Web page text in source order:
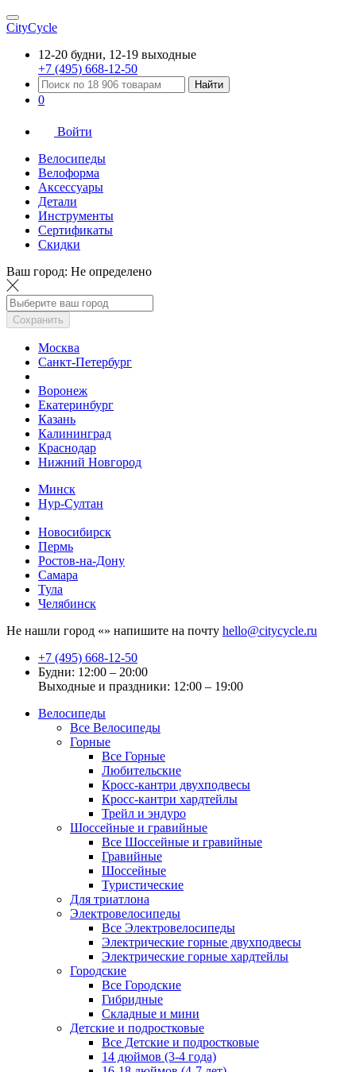
CityCycle
12-20 будни, 12-19 выходные
+7 (495) 668-12-50
Найти
0
Войти
Велосипеды
Велоформа
Аксессуары
Детали
Инструменты
Сертификаты
Скидки
Ваш город: Не определено
Сохранить
Москва
Санкт-Петербург
Воронеж
Екатеринбург
Казань
Калининград
Краснодар
Нижний Новгород
Минск
Нур-Султан
Новосибирск
Пермь
Ростов-на-Дону
Самара
Тула
Челябинск
Не нашли город «» напишите на почту hello@citycycle.ru
+7 (495) 668-12-50
Будни: 12:00 – 20:00
Выходные и праздники: 12:00 – 19:00
Велосипеды
Все Велосипеды
Горные
Все Горные
Любительские
Кросс-кантри двухподвесы
Кросс-кантри хардтейлы
Трейл и эндуро
Шоссейные и гравийные
Все Шоссейные и гравийные
Гравийные
Шоссейные
Туристические
Для триатлона
Электровелосипеды
Все Электровелосипеды
Электрические горные двухподвесы
Электрические горные хардтейлы
Городские
Все Городские
Гибридные
Складные и мини
Детские и подростковые
Все Детские и подростковые
14 дюймов (3-4 года)